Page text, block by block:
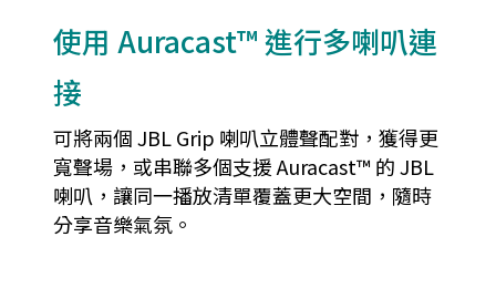
使用 Auracast™ 進行多喇叭連
接
可將兩個 JBL Grip 喇叭立體聲配對，獲得更
寬聲場，或串聯多個支援 Auracast™ 的 JBL
喇叭，讓同一播放清單覆蓋更大空間，隨時
分享音樂氣氛。